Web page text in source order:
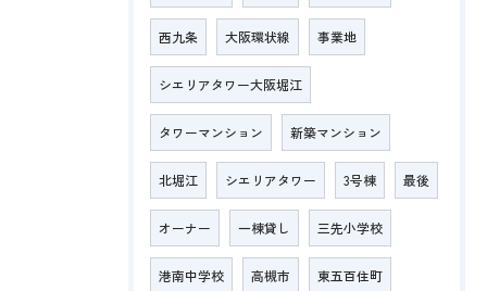
西九条 大阪環状線 事業地
シエリアタワー大阪堀江
タワーマンション 新築マンション
北堀江 シエリアタワー 3号棟 最後
オーナー 一棟貸し 三先小学校
港南中学校 高槻市 東五百住町